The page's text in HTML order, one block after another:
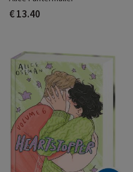
€ 13.40